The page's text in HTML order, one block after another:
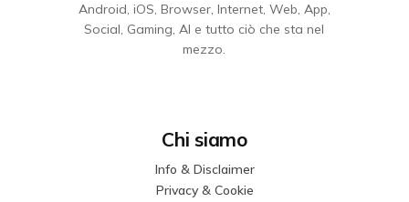
Android, iOS, Browser, Internet, Web, App,
Social, Gaming, AI e tutto ciò che sta nel
mezzo.
Chi siamo
Info & Disclaimer
Privacy & Cookie